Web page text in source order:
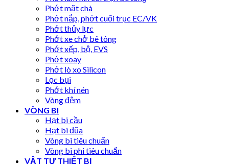
Phớt mặt chà
Phớt nắp, phớt cuối trục EC/VK
Phớt thủy lực
Phớt xe chở bê tông
Phớt xếp, bộ, EVS
Phớt xoay
Phớt lò xo Silicon
Lọc bụi
Phớt khí nén
Vòng đệm
VÒNG BI
Hạt bi cầu
Hạt bi đũa
Vòng bi tiêu chuẩn
Vòng bi phi tiêu chuẩn
VẬT TƯ THIẾT BỊ